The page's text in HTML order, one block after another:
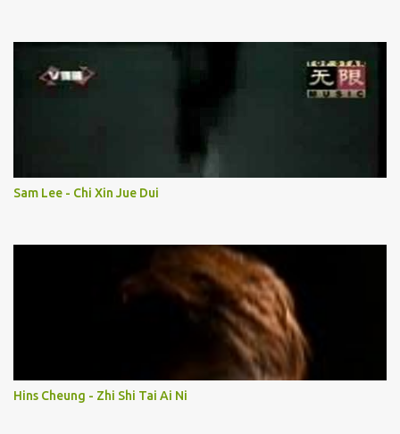
Sam Lee - Chi Xin Jue Dui
Hins Cheung - Zhi Shi Tai Ai Ni